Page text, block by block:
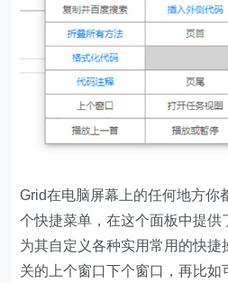
Grid在电脑屏幕上的任何地方你
个快捷菜单，在这个面板中提供
为其自定义各种实用常用的快
关的上个窗口下个窗口，再比如